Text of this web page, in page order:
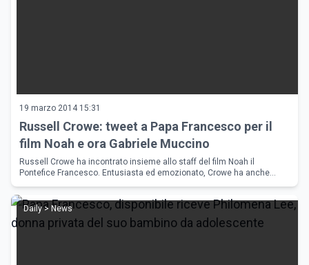
19 marzo 2014 15:31
Russell Crowe: tweet a Papa Francesco per il
film Noah e ora Gabriele Muccino
Russell Crowe ha incontrato insieme allo staff del film Noah il
Pontefice Francesco. Entusiasta ed emozionato, Crowe ha anche
e
Daily > News